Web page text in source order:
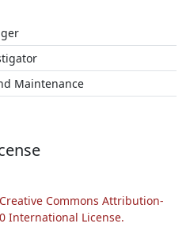
Maintenance
Creative Commons Attribution-
International License.